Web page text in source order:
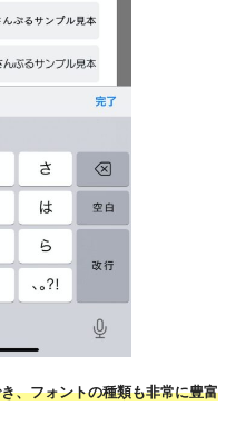
、フォントの種類も非常に豊富